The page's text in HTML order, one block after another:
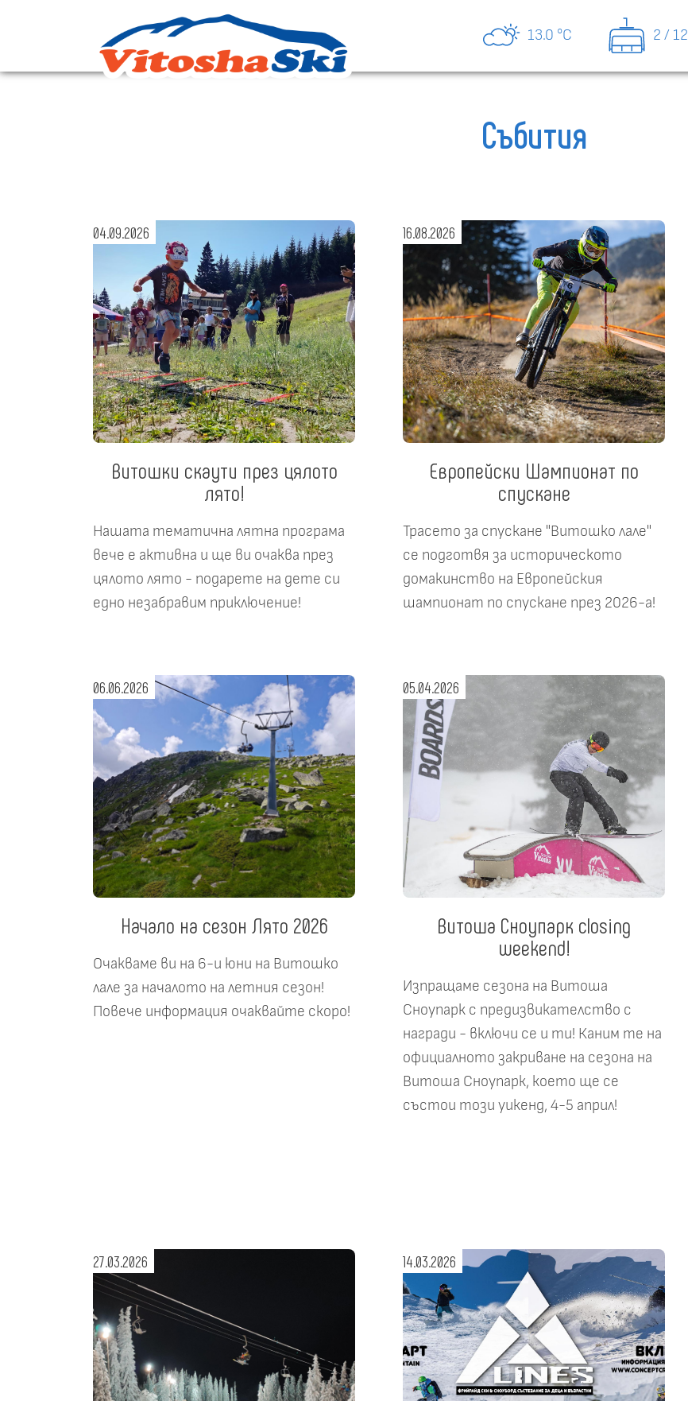
13.0 °C 2 / 12
Събития
04.09.2026
Витошки скаути през цялото
лято!
Нашата тематична лятна програма
вече е активна и ще ви очаква през
цялото лято - подарете на дете си
едно незабравим приключение!
16.08.2026
Европейски Шампионат по
спускане
Трасето за спускане "Витошко лале"
се подготвя за историческото
домакинство на Европейския
шампионат по спускане през 2026-а!
06.06.2026
Начало на сезон Лято 2026
Очакваме ви на 6-и юни на Витошко
лале за началото на летния сезон!
Повече информация очаквайте скоро!
05.04.2026
Витоша Сноупарк closing
weekend!
Изпращаме сезона на Витоша
Сноупарк с предизвикателство с
награди - включи се и ти! Каним те на
официалното закриване на сезона на
Витоша Сноупарк, което ще се
състои този уикенд, 4-5 април!
27.03.2026 14.03.2026